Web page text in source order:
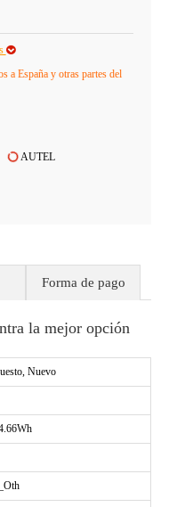
a España y otras partes del
AUTEL
Forma de pago
la mejor opción
Nuevo